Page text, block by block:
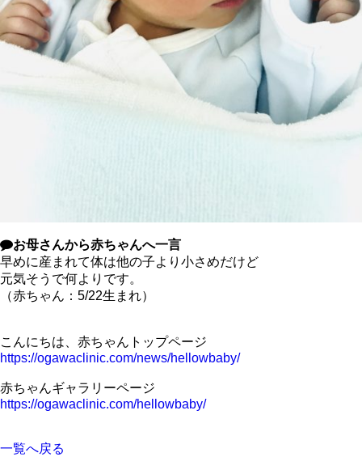
お母さんから赤ちゃんへ一言
早めに産まれて体は他の子より小さめだけど
元気そうで何よりです。
（赤ちゃん：5/22生まれ）
こんにちは、赤ちゃんトップページ
https://ogawaclinic.com/news/hellowbaby/
赤ちゃんギャラリーページ
https://ogawaclinic.com/hellowbaby/
一覧へ戻る